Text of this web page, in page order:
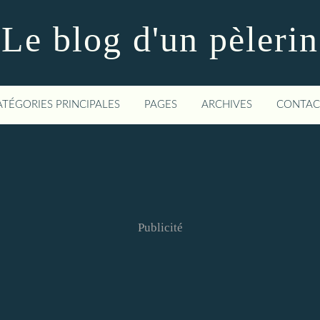
Le blog d'un pèlerin
PRINCIPALES PAGES ARCHIVES
Publicité